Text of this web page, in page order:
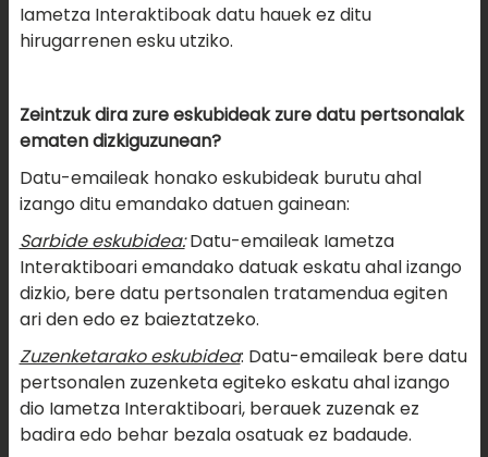
Iametza Interaktiboak datu hauek ez ditu
hirugarrenen esku utziko.
Zeintzuk dira zure eskubideak zure datu pertsonalak
ematen dizkiguzunean?
Datu-emaileak honako eskubideak burutu ahal
izango ditu emandako datuen gainean:
Sarbide eskubidea:Datu-emaileak Iametza
Interaktiboari emandako datuak eskatu ahal izango
dizkio, bere datu pertsonalen tratamendua egiten
ari den edo ez baieztatzeko.
Zuzenketarako eskubidea: Datu-emaileak bere datu
pertsonalen zuzenketa egiteko eskatu ahal izango
dio Iametza Interaktiboari, berauek zuzenak ez
badira edo behar bezala osatuak ez badaude.